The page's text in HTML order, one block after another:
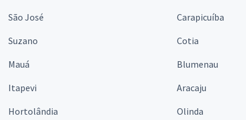
São José
Carapicuíba
Suzano
Cotia
Mauá
Blumenau
Itapevi
Aracaju
Hortolândia
Olinda